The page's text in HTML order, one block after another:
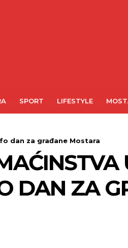
SPORT LIFESTYLE
dan za građane Mostara
DAN ZA